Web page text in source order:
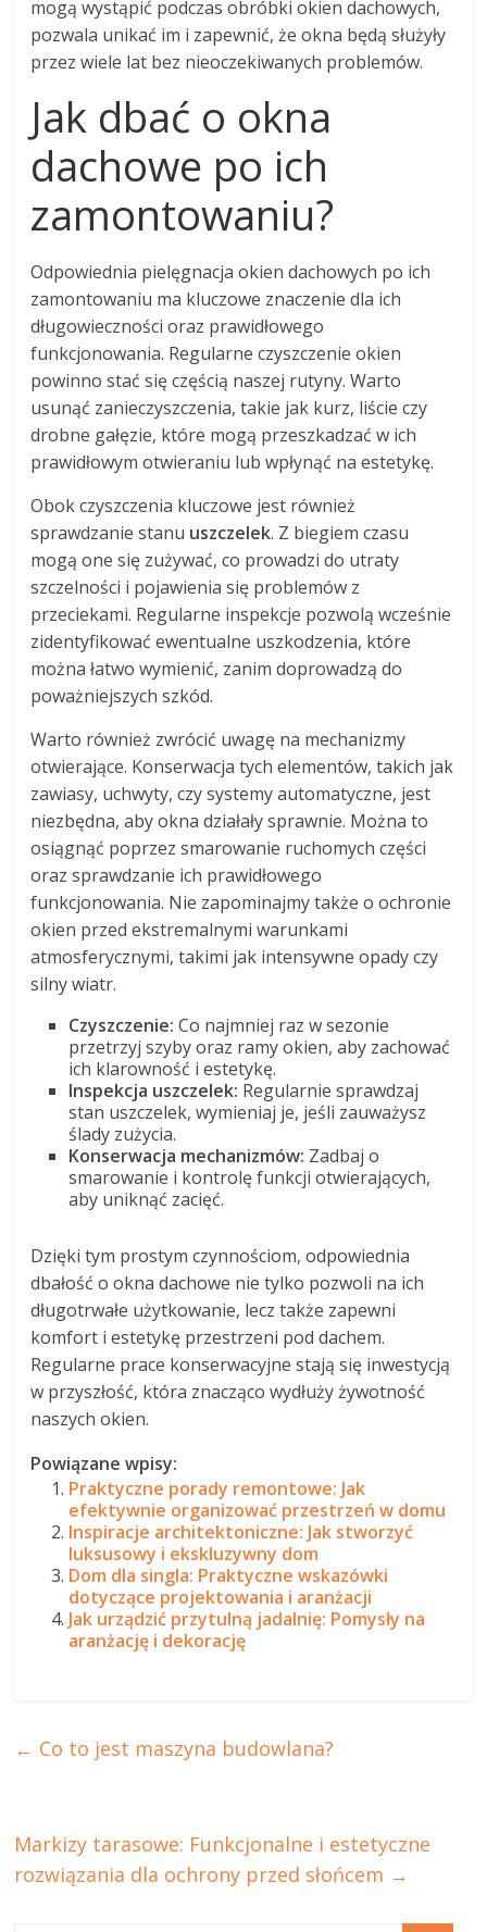
mogą wystąpić podczas obróbki okien dachowych,
pozwala unikać im i zapewnić, że okna będą służyły
przez wiele lat bez nieoczekiwanych problemów.
Jak dbać o okna
dachowe po ich
zamontowaniu?
Odpowiednia pielęgnacja okien dachowych po ich
zamontowaniu ma kluczowe znaczenie dla ich
długowieczności oraz prawidłowego
funkcjonowania. Regularne czyszczenie okien
powinno stać się częścią naszej rutyny. Warto
usunąć zanieczyszczenia, takie jak kurz, liście czy
drobne gałęzie, które mogą przeszkadzać w ich
prawidłowym otwieraniu lub wpłynąć na estetykę.
Obok czyszczenia kluczowe jest również
sprawdzanie stanu uszczelek. Z biegiem czasu
mogą one się zużywać, co prowadzi do utraty
szczelności i pojawienia się problemów z
przeciekami. Regularne inspekcje pozwolą wcześnie
zidentyfikować ewentualne uszkodzenia, które
można łatwo wymienić, zanim doprowadzą do
poważniejszych szkód.
Warto również zwrócić uwagę na mechanizmy
otwierające. Konserwacja tych elementów, takich jak
zawiasy, uchwyty, czy systemy automatyczne, jest
niezbędna, aby okna działały sprawnie. Można to
osiągnąć poprzez smarowanie ruchomych części
oraz sprawdzanie ich prawidłowego
funkcjonowania. Nie zapominajmy także o ochronie
okien przed ekstremalnymi warunkami
atmosferycznymi, takimi jak intensywne opady czy
silny wiatr.
Czyszczenie: Co najmniej raz w sezonie
przetrzyj szyby oraz ramy okien, aby zachować
ich klarowność i estetykę.
Inspekcja uszczelek: Regularnie sprawdzaj
stan uszczelek, wymieniaj je, jeśli zauważysz
ślady zużycia.
Konserwacja mechanizmów: Zadbaj o
smarowanie i kontrolę funkcji otwierających,
aby uniknąć zacięć.
Dzięki tym prostym czynnościom, odpowiednia
dbałość o okna dachowe nie tylko pozwoli na ich
długotrwałe użytkowanie, lecz także zapewni
komfort i estetykę przestrzeni pod dachem.
Regularne prace konserwacyjne stają się inwestycją
w przyszłość, która znacząco wydłuży żywotność
naszych okien.
Powiązane wpisy:
Praktyczne porady remontowe: Jak
efektywnie organizować przestrzeń w domu
Inspiracje architektoniczne: Jak stworzyć
luksusowy i ekskluzywny dom
Dom dla singla: Praktyczne wskazówki
dotyczące projektowania i aranżacji
Jak urządzić przytulną jadalnię: Pomysły na
aranżację i dekorację
← Co to jest maszyna budowlana?
Markizy tarasowe: Funkcjonalne i estetyczne
rozwiązania dla ochrony przed słońcem →